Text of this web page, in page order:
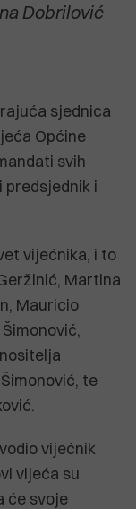
Dobrilović
sjednica
Općine
svih
predsjednik i
vijećnika, i to
Martina
Mauricio
te
vijećnik
vijeća su
će svoje